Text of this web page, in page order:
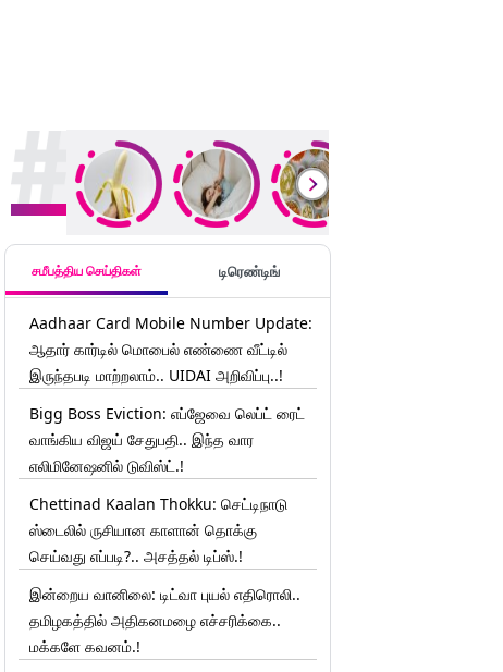
சமீபத்திய செய்திகள் டிரெண்டிங்
Aadhaar Card Mobile Number Update:
ஆதார் கார்டில் மொபைல் எண்ணை வீட்டில்
இருந்தபடி மாற்றலாம்.. UIDAI அறிவிப்பு..!
Bigg Boss Eviction: எப்ஜேவை லெப்ட் ரைட்
வாங்கிய விஜய் சேதுபதி.. இந்த வார
எலிமினேஷனில் டுவிஸ்ட்.!
Chettinad Kaalan Thokku: செட்டிநாடு
ஸ்டைலில் ருசியான காளான் தொக்கு
செய்வது எப்படி?.. அசத்தல் டிப்ஸ்.!
இன்றைய வானிலை: டிட்வா புயல் எதிரொலி..
தமிழகத்தில் அதிகனமழை எச்சரிக்கை..
மக்களே கவனம்.!